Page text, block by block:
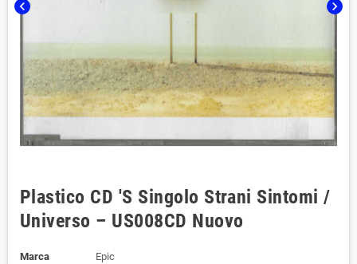
chevron_left chevron_right
Plastico CD 'S Singolo Strani Sintomi /
Universo – US008CD Nuovo
Marca
Epic